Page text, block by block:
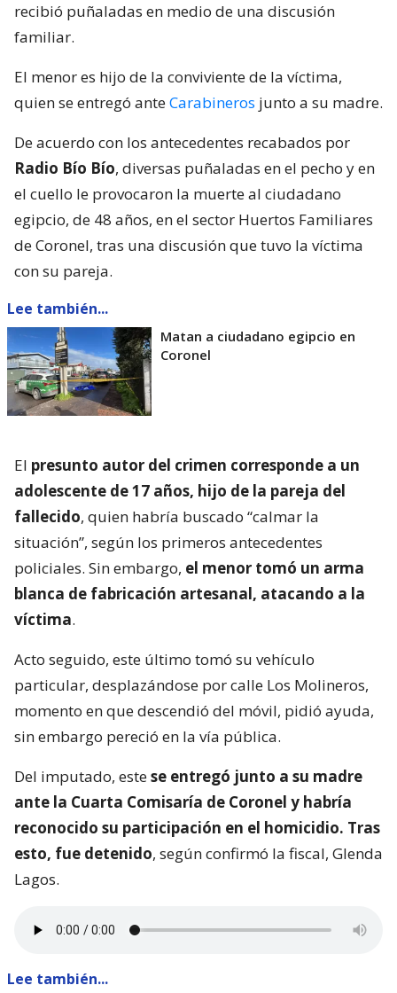
recibió puñaladas en medio de una discusión
familiar.
El menor es hijo de la conviviente de la víctima,
quien se entregó anteCarabineros junto a su madre.
De acuerdo con los antecedentes recabados por
Radio Bío Bío, diversas puñaladas en el pecho y en
el cuello le provocaron la muerte al ciudadano
egipcio, de 48 años, en el sector Huertos Familiares
de Coronel, tras una discusión que tuvo la víctima
con su pareja.
Lee también...
Matan a ciudadano egipcio en
Coronel
El presunto autor del crimen corresponde a un
adolescente de 17 años, hijo de la pareja del
fallecido, quien habría buscado “calmar la
situación”, según los primeros antecedentes
policiales. Sin embargo, el menor tomó un arma
blanca de fabricación artesanal, atacando a la
víctima.
Acto seguido, este último tomó su vehículo
particular, desplazándose por calle Los Molineros,
momento en que descendió del móvil, pidió ayuda,
sin embargo pereció en la vía pública.
Del imputado, estese entregó junto a su madre
ante la Cuarta Comisaría de Coronel y habría
reconocido su participación en el homicidio. Tras
esto, fue detenido, según confirmó la fiscal, Glenda
Lagos.
Lee también...